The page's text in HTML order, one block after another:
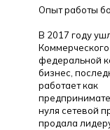
Опыт работы
В 2017 году
федеральной
бизнес,
работает как
нуля сетевой
продала